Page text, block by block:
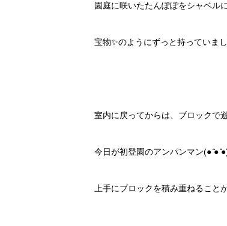
園庭に咲いたたんぽぽをシャベル
宝物✨のようにずっと持っていま
室内に戻ってからは、ブロックで
今日が初登園のアンパンマン(● ̍̑●
上手にブロックを積み重ねること